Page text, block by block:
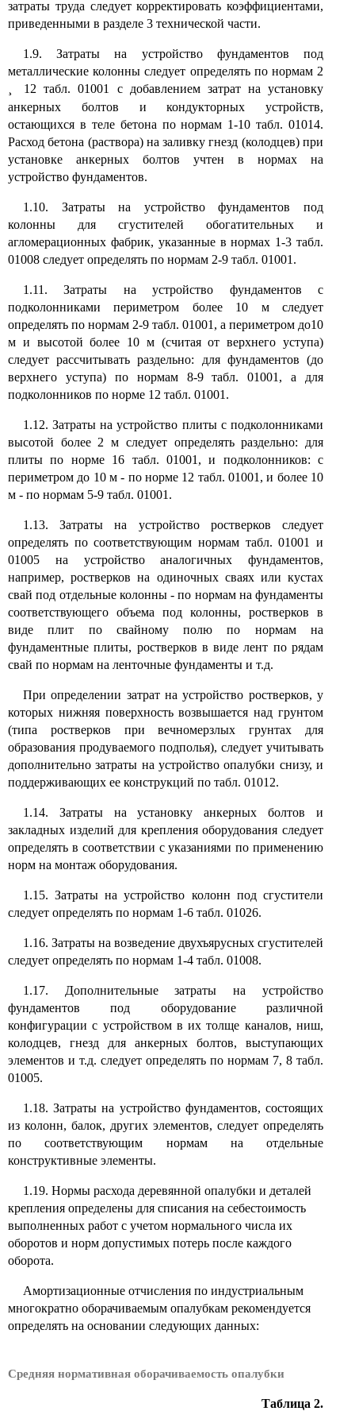
затраты труда следует корректировать коэффициентами,
приведенными в разделе 3 технической части.
1.9. Затраты на устройство фундаментов под
металлические колонны следует определять по нормам 2
12 табл. 01001 с добавлением затрат на установку
анкерных болтов и кондукторных устройств,
остающихся в теле бетона по нормам 1-10 табл. 01014.
Расход бетона (раствора) на заливку гнезд (колодцев) при
установке анкерных болтов учтен в нормах на
устройство фундаментов.
1.10. Затраты на устройство фундаментов под
колонны для сгустителей обогатительных и
агломерационных фабрик, указанные в нормах 1-3 табл.
01008 следует определять по нормам 2-9 табл. 01001.
1.11. Затраты на устройство фундаментов с
подколонниками периметром более 10 м следует
определять по нормам 2-9 табл. 01001, а периметром до10
м и высотой более 10 м (считая от верхнего уступа)
следует рассчитывать раздельно: для фундаментов (до
верхнего уступа) по нормам 8-9 табл. 01001, а для
подколонников по норме 12 табл. 01001.
1.12. Затраты на устройство плиты с подколонниками
высотой более 2 м следует определять раздельно: для
плиты по норме 16 табл. 01001, и подколонников: с
периметром до 10 м - по норме 12 табл. 01001, и более 10
м - по нормам 5-9 табл. 01001.
1.13. Затраты на устройство ростверков следует
определять по соответствующим нормам табл. 01001 и
01005 на устройство аналогичных фундаментов,
например, ростверков на одиночных сваях или кустах
свай под отдельные колонны - по нормам на фундаменты
соответствующего объема под колонны, ростверков в
виде плит по свайному полю по нормам на
фундаментные плиты, ростверков в виде лент по рядам
свай по нормам на ленточные фундаменты и т.д.
При определении затрат на устройство ростверков, у
которых нижняя поверхность возвышается над грунтом
(типа ростверков при вечномерзлых грунтах для
образования продуваемого подполья), следует учитывать
дополнительно затраты на устройство опалубки снизу, и
поддерживающих ее конструкций по табл. 01012.
1.14. Затраты на установку анкерных болтов и
закладных изделий для крепления оборудования следует
определять в соответствии с указаниями по применению
норм на монтаж оборудования.
1.15. Затраты на устройство колонн под сгустители
следует определять по нормам 1-6 табл. 01026.
1.16. Затраты на возведение двухъярусных сгустителей
следует определять по нормам 1-4 табл. 01008.
1.17. Дополнительные затраты на устройство
фундаментов под оборудование различной
конфигурации с устройством в их толще каналов, ниш,
колодцев, гнезд для анкерных болтов, выступающих
элементов и т.д. следует определять по нормам 7, 8 табл.
01005.
1.18. Затраты на устройство фундаментов, состоящих
из колонн, балок, других элементов, следует определять
по соответствующим нормам на отдельные
конструктивные элементы.
1.19. Нормы расхода деревянной опалубки и деталей
крепления определены для списания на себестоимость
выполненных работ с учетом нормального числа их
оборотов и норм допустимых потерь после каждого
оборота.
Амортизационные отчисления по индустриальным
многократно оборачиваемым опалубкам рекомендуется
определять на основании следующих данных:
Средняя нормативная оборачиваемость опалубки
Таблица 2.